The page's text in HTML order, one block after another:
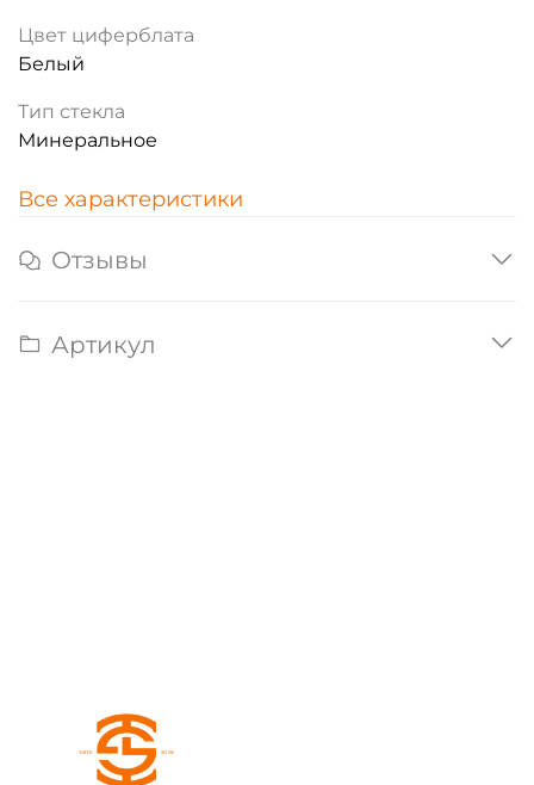
Цвет циферблата
Белый
Тип стекла
Минеральное
Все характеристики
Отзывы
Артикул